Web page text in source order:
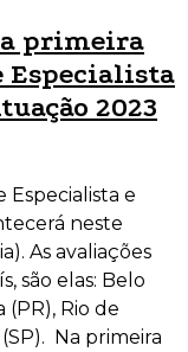
a primeira
Especialista
2023
Especialista e
neste
As avaliações
são elas: Belo
(PR), Rio de
Na primeira